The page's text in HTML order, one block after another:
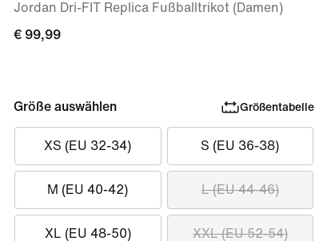
Jordan Dri-FIT Replica Fußballtrikot (Damen)
€ 99,99
Größe auswählen Größentabelle
XS (EU 32-34) S (EU 36-38)
M (EU 40-42) L (EU 44-46)
XL (EU 48-50) XXL (EU 52-54)